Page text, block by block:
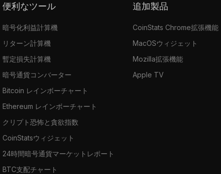
便利なツール
暗号化利益計算機
リターン計算機
暫定損失計算機
暗号通貨コンバーター
Bitcoin レインボーチャート
Ethereum レインボーチャート
クリプト恐怖と貪欲指数
CoinStatsウィジェット
24時間暗号通貨マーケットレポート
BTC支配チャート
追加製品
CoinStats Chrome拡張機能
MacOSウィジェット
Mozilla拡張機能
Apple TV